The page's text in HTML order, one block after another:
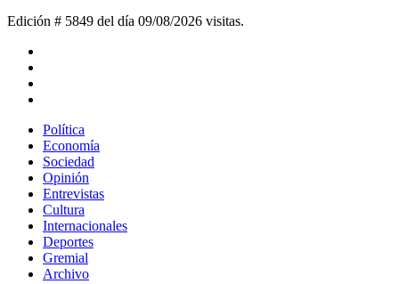
Edición # 5849 del día 09/08/2026 visitas.
Política
Economía
Sociedad
Opinión
Entrevistas
Cultura
Internacionales
Deportes
Gremial
Archivo